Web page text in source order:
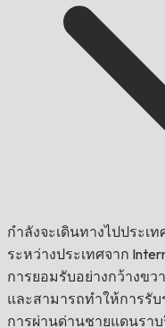
กำลังจะเดินทางไปประเ
ระหว่างประเทศจาก
การยอมรับอย่างกว้างข
และสามารถทำให้การรับ
การผ่านด่านชายแดนรา